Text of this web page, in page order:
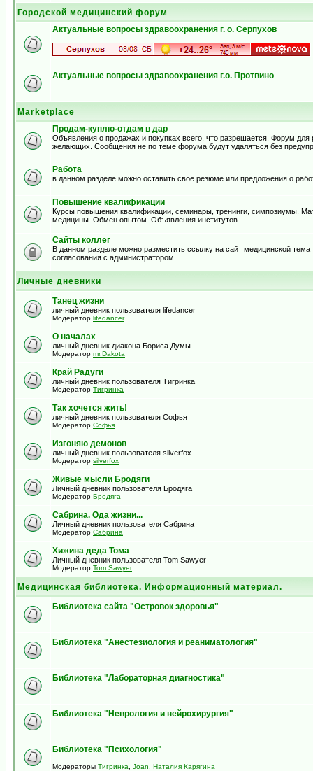
Городской медицинский форум
Актуальные вопросы здравоохранения г. о. Серпухов
Актуальные вопросы здравоохранения г.о. Протвино
Marketplace
Продам-куплю-отдам в дар
Объявления о продажах и покупках всего, что разрешается. Форум
желающих. Сообщения не по теме форума будут удаляться без
Работа
в данном разделе можно оставить свое резюме или предложения о
Повышение квалификации
Курсы повышения квалификации, семинары, тренинги, симпозиумы.
медицины. Обмен опытом. Объявления институтов.
Сайты коллег
В данном разделе можно разместить ссылку на сайт медицинской
согласования с администратором.
Личные дневники
Танец жизни
личный дневник пользователя lifedancer
Модератор lifedancer
О началах
личный дневник диакона Бориса Думы
Модератор mr.Dakota
Край Радуги
личный дневник пользователя Тигринка
Модератор Тигринка
Так хочется жить!
личный дневник пользователя Софья
Модератор Софья
Изгоняю демонов
личный дневник пользователя silverfox
Модератор silverfox
Живые мысли Бродяги
Личный дневник пользователя Бродяга
Модератор Бродяга
Сабрина. Ода жизни...
Личный дневник пользователя Сабрина
Модератор Сабрина
Хижина деда Тома
Личный дневник пользователя Tom Sawyer
Модератор Tom Sawyer
Медицинская библиотека. Информационный материал.
Библиотека сайта "Островок здоровья"
Библиотека "Анестезиология и реаниматология"
Библиотека "Лабораторная диагностика"
Библиотека "Неврология и нейрохирургия"
Библиотека "Психология"
Модераторы Тигринка Joan Наталия Карягина